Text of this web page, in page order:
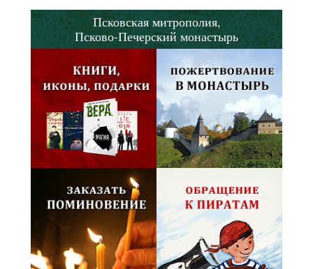
Псковская митрополия,
Псково-Печерский монастырь